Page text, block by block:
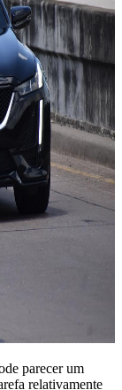
parecer um
relativamente